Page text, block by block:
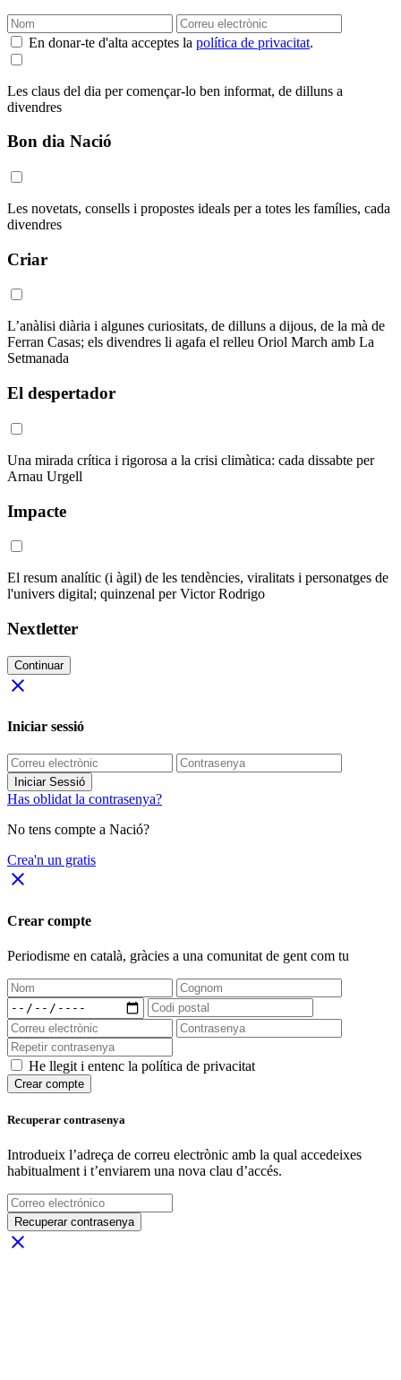
En donar-te d'alta acceptes la política de privacitat.
Les claus del dia per començar-lo ben informat, de dilluns a
divendres
Bon dia Nació
Les novetats, consells i propostes ideals per a totes les famílies, cada
divendres
Criar
L’anàlisi diària i algunes curiositats, de dilluns a dijous, de la mà de
Ferran Casas; els divendres li agafa el relleu Oriol March amb La
Setmanada
El despertador
Una mirada crítica i rigorosa a la crisi climàtica: cada dissabte per
Arnau Urgell
Impacte
El resum analític (i àgil) de les tendències, viralitats i personatges de
l'univers digital; quinzenal per Victor Rodrigo
Nextletter
Continuar
close
Iniciar sessió
Iniciar Sessió
Has oblidat la contrasenya?
No tens compte a Nació?
Crea'n un gratis
close
Crear compte
Periodisme en català, gràcies a una comunitat de gent com tu
He llegit i entenc la política de privacitat
Crear compte
Recuperar contrasenya
Introdueix l’adreça de correu electrònic amb la qual accedeixes
habitualment i t’enviarem una nova clau d’accés.
Recuperar contrasenya
close